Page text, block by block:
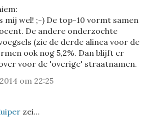
mij wel! ;-) De top-10 vormt samen
De andere onderzochte
(zie de derde alinea voor de
ook nog 5,2%. Dan blijft er
voor de 'overige' straatnamen.
om 22:25
zei…